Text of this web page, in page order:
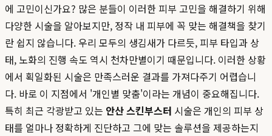
에 고민이신가요? 많은 분들이 이러한 피부 고민을 해결하기 위해
다양한 시술을 알아보지만, 정작 내 피부에 꼭 맞는 해결책을 찾기
란 쉽지 않습니다. 우리 모두의 생김새가 다르듯, 피부 타입과 상
태, 노화의 진행 속도 역시 천차만별이기 때문입니다. 이러한 상황
에서 획일화된 시술은 만족스러운 결과를 가져다주기 어렵습니
다. 바로 이 지점에서 '개인별 맞춤'이라는 개념이 중요해집니다.
특히 최근 각광받고 있는 안산 스킨부스터 시술은 개인의 피부 상
태를 얼마나 정확하게 진단하고 그에 맞는 솔루션을 제공하는지